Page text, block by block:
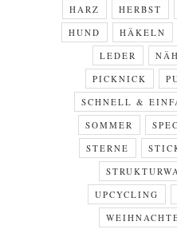
HARZ
HERBST
HUND
HÄKELN
LEDER
PICKNICK
SCHNELL &
SOMMER
STERNE
UPCYCLING